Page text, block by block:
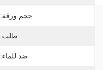
حجم ورقة:
طلب:
ضد للماء: